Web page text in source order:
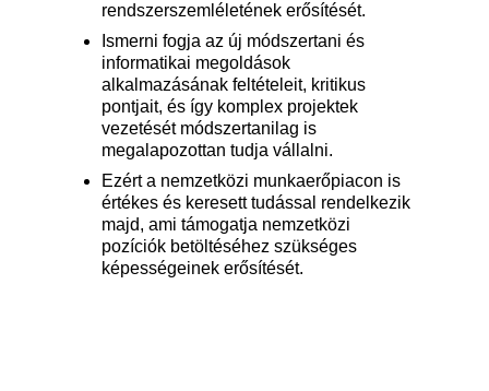
rendszerszemléletének erősítését.
Ismerni fogja az új módszertani és
informatikai megoldások
alkalmazásának feltételeit, kritikus
pontjait, és így komplex projektek
vezetését módszertanilag is
megalapozottan tudja vállalni.
Ezért a nemzetközi munkaerőpiacon is
értékes és keresett tudással rendelkezik
majd, ami támogatja nemzetközi
pozíciók betöltéséhez szükséges
képességeinek erősítését.